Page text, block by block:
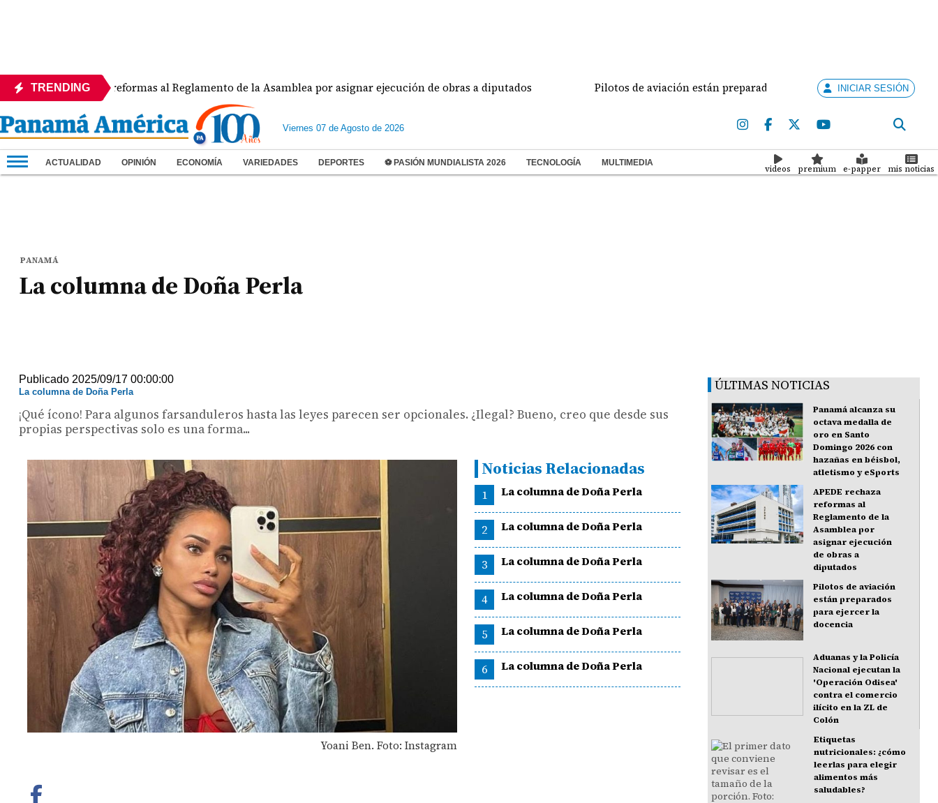
TRENDING
APEDE rechaza reformas al Reglamento de la Asamblea por asignar ejecución de obras a diputados Pilotos de aviación están preparados para ejercer la docencia
INICIAR SESIÓN
Viernes 07 de Agosto de 2026
ACTUALIDAD OPINIÓN ECONOMÍA VARIEDADES DEPORTES ⚽ PASIÓN MUNDIALISTA 2026 TECNOLOGÍA MULTIMEDIA
videos premium e-papper mis noticias
PANAMÁ
La columna de Doña Perla
Publicado 2025/09/17 00:00:00
La columna de Doña Perla
¡Qué ícono! Para algunos farsanduleros hasta las leyes parecen ser opcionales. ¿Ilegal? Bueno, creo que desde sus
propias perspectivas solo es una forma...
Yoani Ben. Foto: Instagram
Noticias Relacionadas
1 La columna de Doña Perla
2 La columna de Doña Perla
3 La columna de Doña Perla
4 La columna de Doña Perla
5 La columna de Doña Perla
6 La columna de Doña Perla
ÚLTIMAS NOTICIAS
Panamá alcanza su
octava medalla de
oro en Santo
Domingo 2026 con
hazañas en béisbol,
atletismo y eSports
APEDE rechaza
reformas al
Reglamento de la
Asamblea por
asignar ejecución
de obras a
diputados
Pilotos de aviación
están preparados
para ejercer la
docencia
Aduanas y la Policía
Nacional ejecutan la
'Operación Odisea'
contra el comercio
ilícito en la ZL de
Colón
Etiquetas
nutricionales: ¿cómo
leerlas para elegir
alimentos más
saludables?